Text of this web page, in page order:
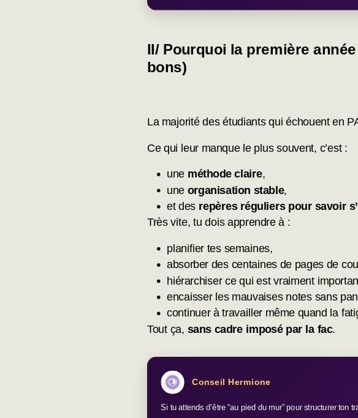
II/ Pourquoi la première
bons)
La majorité des étudiants qui échouent en
Ce qui leur manque le plus souvent, c’est :
une méthode claire,
une organisation stable,
et des repères réguliers pour savoir
Très vite, tu dois apprendre à :
planifier tes semaines,
absorber des centaines de pages de
hiérarchiser ce qui est vraiment
encaisser les mauvaises notes sans
continuer à travailler même quand la
Tout ça, sans cadre imposé par la fac.
Conseil Hermione
Si tu attends d’être “au pied du mur” pour structurer ton